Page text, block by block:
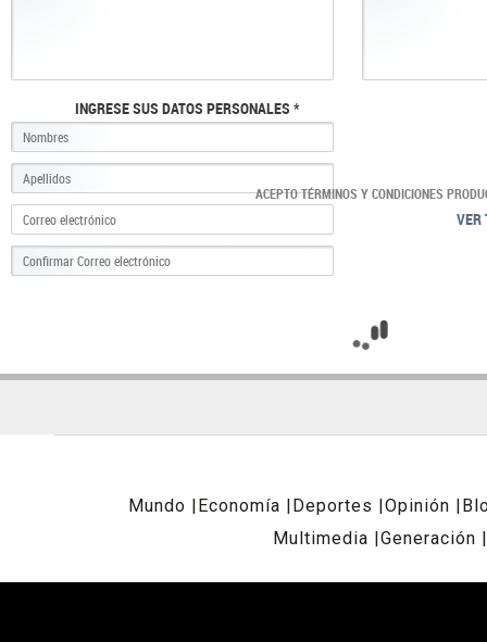
INGRESE SUS DATOS PERSONALES *
ACEPTO TÉRMINOS Y CONDICIONES
VER
Mundo Economía Deportes Opinión
Multimedia
Generación